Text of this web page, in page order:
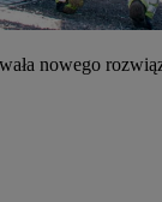
nowego